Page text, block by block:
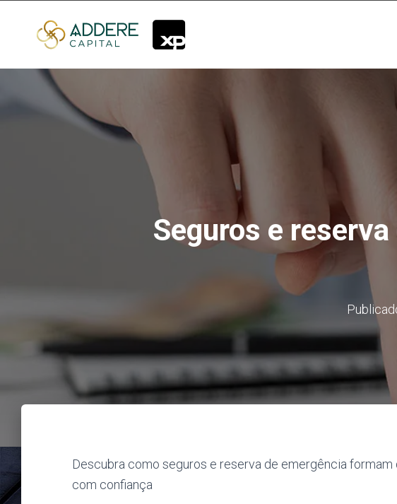
Seguros e
Descubra como seguros e reserva de emergência
com confiança